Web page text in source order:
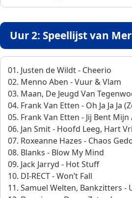
Uur 2: Speellijst van
01. Justen de Wildt - Cheerio
02. Menno Aben - Vuur & Vlam
03. Maan, De Jeugd Van
04. Frank Van Etten - Oh Ja Ja Ja
05. Frank Van Etten - Jij Bent Mijn
06. Jan Smit - Hoofd Leeg, Hart
07. Roxeanne Hazes - Chaos
08. Blanks - Blow My Mind
09. Jack Jarryd - Hot Stuff
10. DI-RECT - Won’t Fall
11. Samuel Welten, Bankzitters -